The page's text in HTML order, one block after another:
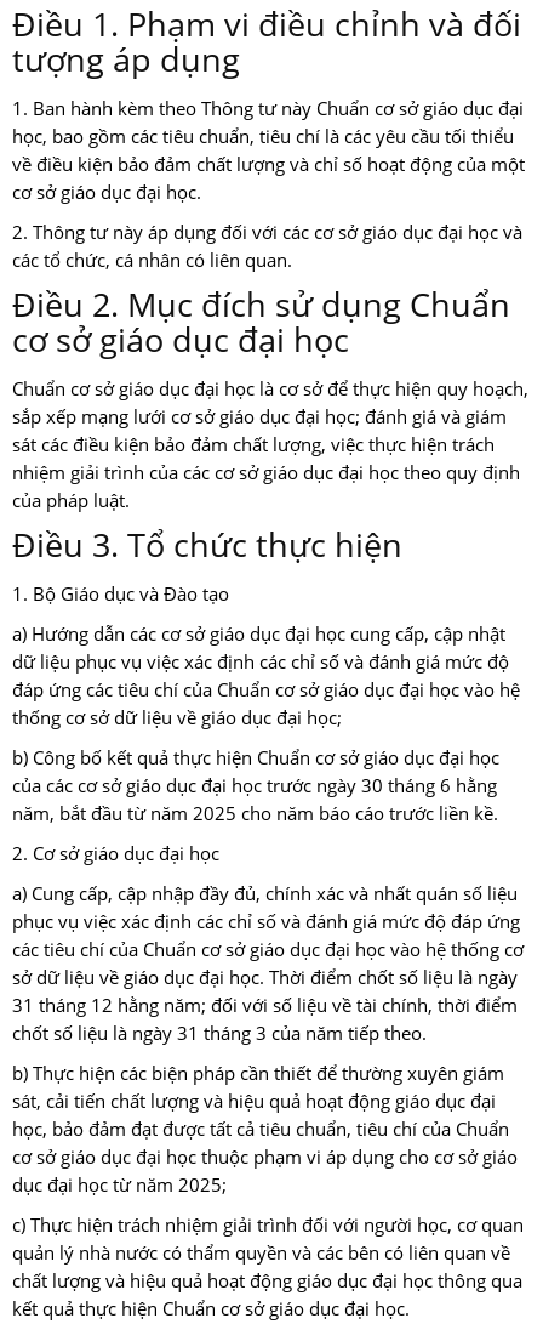
Điều 1. Phạm vi điều chỉnh và đối
tượng áp dụng
1. Ban hành kèm theo Thông tư này Chuẩn cơ sở giáo dục đại
học, bao gồm các tiêu chuẩn, tiêu chí là các yêu cầu tối thiểu
về điều kiện bảo đảm chất lượng và chỉ số hoạt động của một
cơ sở giáo dục đại học.
2. Thông tư này áp dụng đối với các cơ sở giáo dục đại học và
các tổ chức, cá nhân có liên quan.
Điều 2. Mục đích sử dụng Chuẩn
cơ sở giáo dục đại học
Chuẩn cơ sở giáo dục đại học là cơ sở để thực hiện quy hoạch,
sắp xếp mạng lưới cơ sở giáo dục đại học; đánh giá và giám
sát các điều kiện bảo đảm chất lượng, việc thực hiện trách
nhiệm giải trình của các cơ sở giáo dục đại học theo quy định
của pháp luật.
Điều 3. Tổ chức thực hiện
1. Bộ Giáo dục và Đào tạo
a) Hướng dẫn các cơ sở giáo dục đại học cung cấp, cập nhật
dữ liệu phục vụ việc xác định các chỉ số và đánh giá mức độ
đáp ứng các tiêu chí của Chuẩn cơ sở giáo dục đại học vào hệ
thống cơ sở dữ liệu về giáo dục đại học;
b) Công bố kết quả thực hiện Chuẩn cơ sở giáo dục đại học
của các cơ sở giáo dục đại học trước ngày 30 tháng 6 hằng
năm, bắt đầu từ năm 2025 cho năm báo cáo trước liền kề.
2. Cơ sở giáo dục đại học
a) Cung cấp, cập nhập đầy đủ, chính xác và nhất quán số liệu
phục vụ việc xác định các chỉ số và đánh giá mức độ đáp ứng
các tiêu chí của Chuẩn cơ sở giáo dục đại học vào hệ thống cơ
sở dữ liệu về giáo dục đại học. Thời điểm chốt số liệu là ngày
31 tháng 12 hằng năm; đối với số liệu về tài chính, thời điểm
chốt số liệu là ngày 31 tháng 3 của năm tiếp theo.
b) Thực hiện các biện pháp cần thiết để thường xuyên giám
sát, cải tiến chất lượng và hiệu quả hoạt động giáo dục đại
học, bảo đảm đạt được tất cả tiêu chuẩn, tiêu chí của Chuẩn
cơ sở giáo dục đại học thuộc phạm vi áp dụng cho cơ sở giáo
dục đại học từ năm 2025;
c) Thực hiện trách nhiệm giải trình đối với người học, cơ quan
quản lý nhà nước có thẩm quyền và các bên có liên quan về
chất lượng và hiệu quả hoạt động giáo dục đại học thông qua
kết quả thực hiện Chuẩn cơ sở giáo dục đại học.